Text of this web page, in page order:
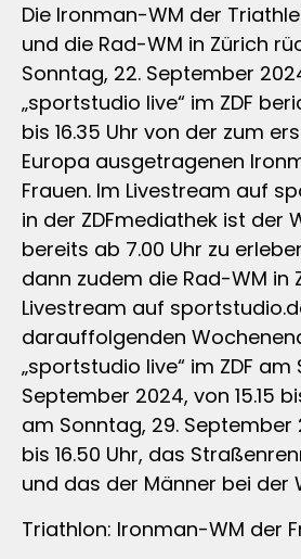
Die Ironman-WM der
und die Rad-WM in Zürich
Sonntag, 22. September
„sportstudio live“ im ZDF
bis 16.35 Uhr von der zum
Europa ausgetragenen
Frauen. Im Livestream auf
in der ZDFmediathek ist der
bereits ab 7.00 Uhr zu
dann zudem die Rad-WM in
Livestream auf
darauffolgenden
„sportstudio live“ im ZDF am
September 2024, von 15.15
am Sonntag, 29. September
bis 16.50 Uhr, das
und das der Männer bei der
Triathlon: Ironman-WM der